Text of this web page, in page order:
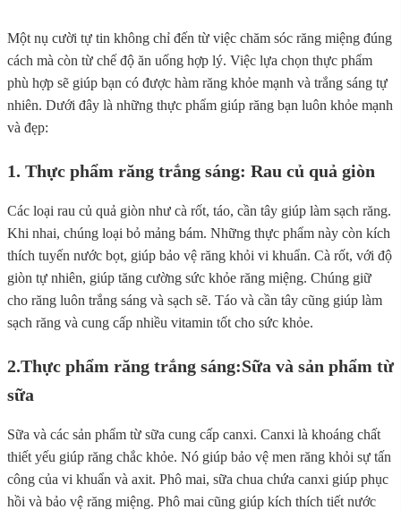
Một nụ cười tự tin không chỉ đến từ việc chăm sóc răng miệng đúng
cách mà còn từ chế độ ăn uống hợp lý. Việc lựa chọn thực phẩm
phù hợp sẽ giúp bạn có được hàm răng khỏe mạnh và trắng sáng tự
nhiên. Dưới đây là những thực phẩm giúp răng bạn luôn khỏe mạnh
và đẹp:
1. Thực phẩm răng trắng sáng: Rau củ quả giòn
Các loại rau củ quả giòn như cà rốt, táo, cần tây giúp làm sạch răng.
Khi nhai, chúng loại bỏ mảng bám. Những thực phẩm này còn kích
thích tuyến nước bọt, giúp bảo vệ răng khỏi vi khuẩn. Cà rốt, với độ
giòn tự nhiên, giúp tăng cường sức khỏe răng miệng. Chúng giữ
cho răng luôn trắng sáng và sạch sẽ. Táo và cần tây cũng giúp làm
sạch răng và cung cấp nhiều vitamin tốt cho sức khỏe.
2.Thực phẩm răng trắng sáng:Sữa và sản phẩm từ
sữa
Sữa và các sản phẩm từ sữa cung cấp canxi. Canxi là khoáng chất
thiết yếu giúp răng chắc khỏe. Nó giúp bảo vệ men răng khỏi sự tấn
công của vi khuẩn và axit. Phô mai, sữa chua chứa canxi giúp phục
hồi và bảo vệ răng miệng. Phô mai cũng giúp kích thích tiết nước